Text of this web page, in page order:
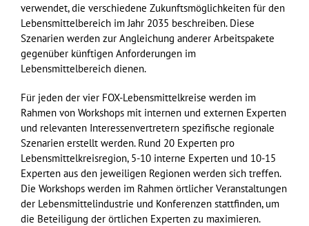
verwendet, die verschiedene Zukunftsmöglichkeiten für den
Lebensmittelbereich im Jahr 2035 beschreiben. Diese
Szenarien werden zur Angleichung anderer Arbeitspakete
gegenüber künftigen Anforderungen im
Lebensmittelbereich dienen.
Für jeden der vier FOX-Lebensmittelkreise werden im
Rahmen von Workshops mit internen und externen Experten
und relevanten Interessenvertretern spezifische regionale
Szenarien erstellt werden. Rund 20 Experten pro
Lebensmittelkreisregion, 5-10 interne Experten und 10-15
Experten aus den jeweiligen Regionen werden sich treffen.
Die Workshops werden im Rahmen örtlicher Veranstaltungen
der Lebensmittelindustrie und Konferenzen stattfinden, um
die Beteiligung der örtlichen Experten zu maximieren.